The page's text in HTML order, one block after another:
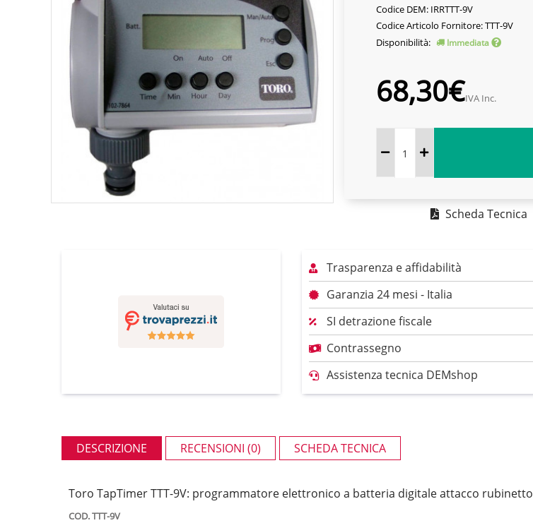
Codice DEM: IRRTTT-9V
Codice Articolo Fornitore: TTT-9V
Disponibilità:
Immediata
68,30€IVA Inc.
Scheda Tecnica
Trasparenza e affidabilità
Garanzia 24 mesi - Italia
SI detrazione fiscale
Contrassegno
Assistenza tecnica DEMshop
DESCRIZIONE RECENSIONI (0) SCHEDA TECNICA
Toro TapTimer TTT-9V: programmatore elettronico a batteria digitale attacco rubinetto
COD. TTT-9V